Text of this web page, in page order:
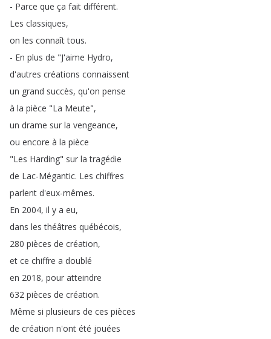
- Parce que ça fait différent.
Les classiques,
on les connaît tous.
- En plus de "J'aime Hydro,
d'autres créations connaissent
un grand succès, qu'on pense
à la pièce "La Meute",
un drame sur la vengeance,
ou encore à la pièce
"Les Harding" sur la tragédie
de Lac-Mégantic. Les chiffres
parlent d'eux-mêmes.
En 2004, il y a eu,
dans les théâtres québécois,
280 pièces de création,
et ce chiffre a doublé
en 2018, pour atteindre
632 pièces de création.
Même si plusieurs de ces pièces
de création n'ont été jouées